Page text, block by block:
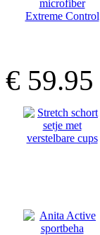
€ 59.95